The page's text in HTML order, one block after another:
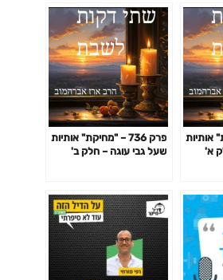
אותיות
א'
פרק 736 – "מחיקת" אותיות
שעל גבי עוגה – חלק ב'